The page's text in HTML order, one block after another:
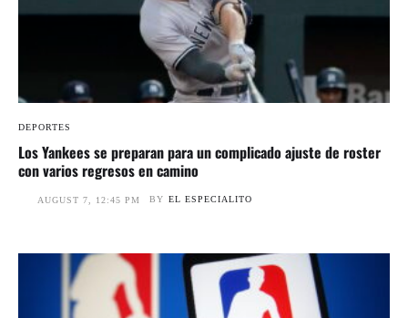
DEPORTES
Los Yankees se preparan para un complicado ajuste de roster
con varios regresos en camino
AUGUST 7, 12:45 PM BY EL ESPECIALITO